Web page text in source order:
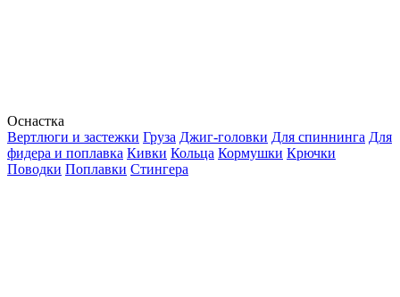
Оснастка
Вертлюги и застежки Груза Джиг-головки Для спиннинга Для
фидера и поплавка Кивки Кольца Кормушки Крючки
Поводки Поплавки Стингера